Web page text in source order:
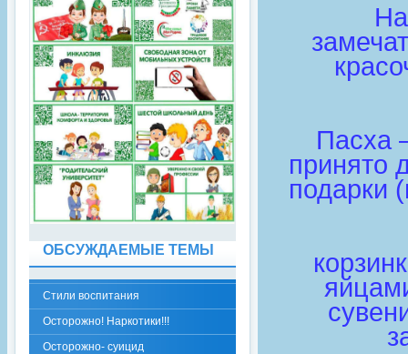
Пасха
принято
подарки
ОБСУЖДАЕМЫЕ ТЕМЫ
Стили воспитания
Осторожно! Наркотики!!!
Осторожно- суицид